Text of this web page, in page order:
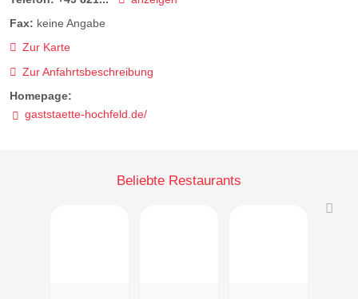
Fax: keine Angabe
Zur Karte
Zur Anfahrtsbeschreibung
Homepage:
gaststaette-hochfeld.de/
Beliebte Restaurants